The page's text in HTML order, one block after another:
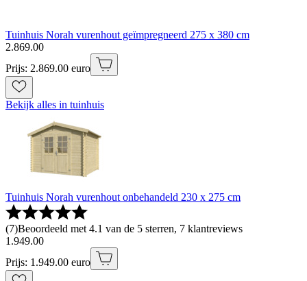
Tuinhuis Norah vurenhout geïmpregneerd 275 x 380 cm
2.869.00
Prijs: 2.869.00 euro
Bekijk alles in tuinhuis
Tuinhuis Norah vurenhout onbehandeld 230 x 275 cm
(7)Beoordeeld met 4.1 van de 5 sterren, 7 klantreviews
1 .949.00
Prijs: 1.949.00 euro